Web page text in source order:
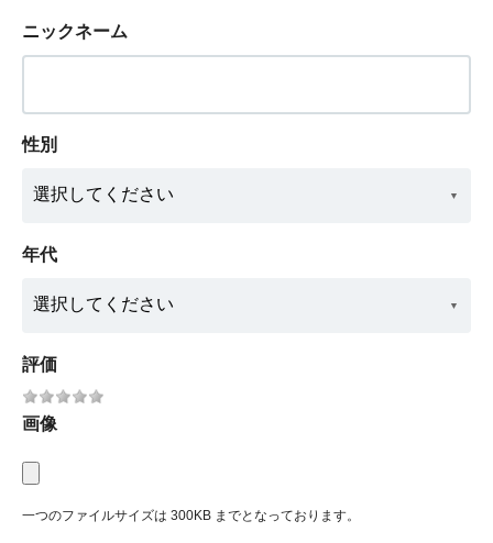
ニックネーム
性別
年代
評価
画像
一つのファイルサイズは 300KB までとなっております。